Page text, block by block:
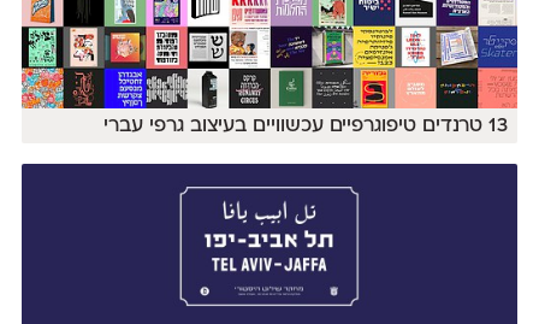
13 טרנדים טיפוגרפיים עכשוויים בעיצוב גרפי עברי